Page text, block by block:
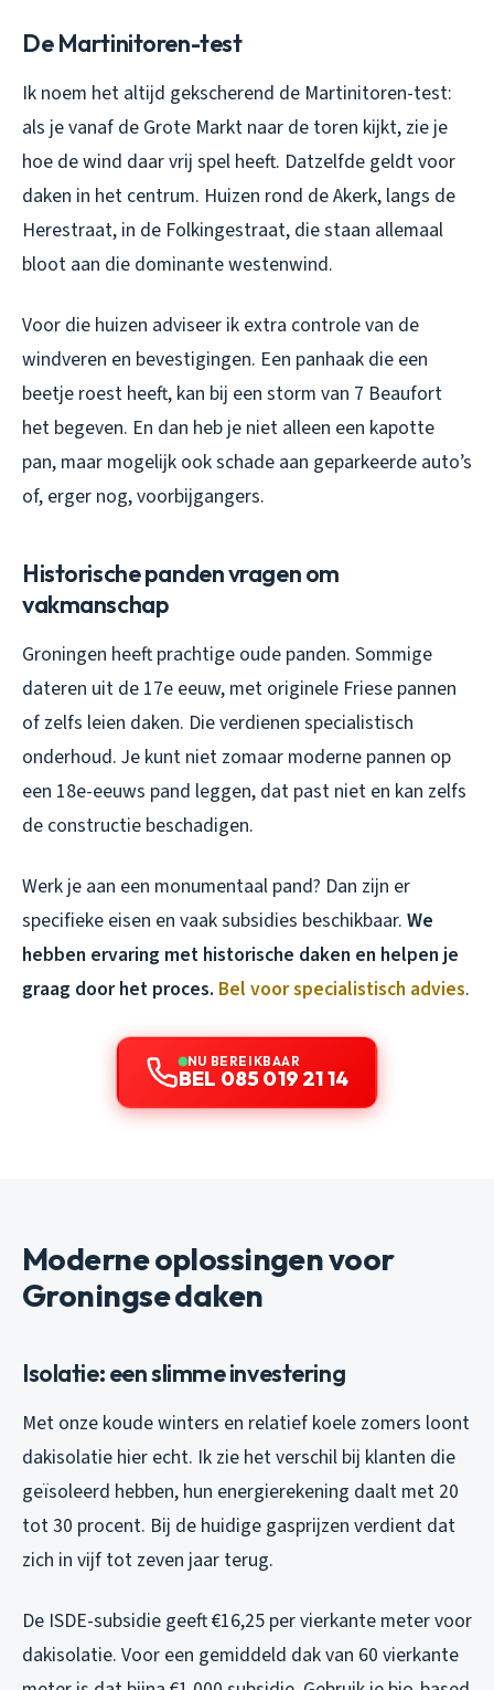
De Martinitoren-test
Ik noem het altijd gekscherend de Martinitoren-test:
als je vanaf de Grote Markt naar de toren kijkt, zie je
hoe de wind daar vrij spel heeft. Datzelfde geldt voor
daken in het centrum. Huizen rond de Akerk, langs de
Herestraat, in de Folkingestraat, die staan allemaal
bloot aan die dominante westenwind.
Voor die huizen adviseer ik extra controle van de
windveren en bevestigingen. Een panhaak die een
beetje roest heeft, kan bij een storm van 7 Beaufort
het begeven. En dan heb je niet alleen een kapotte
pan, maar mogelijk ook schade aan geparkeerde auto’s
of, erger nog, voorbijgangers.
Historische panden vragen om
vakmanschap
Groningen heeft prachtige oude panden. Sommige
dateren uit de 17e eeuw, met originele Friese pannen
of zelfs leien daken. Die verdienen specialistisch
onderhoud. Je kunt niet zomaar moderne pannen op
een 18e-eeuws pand leggen, dat past niet en kan zelfs
de constructie beschadigen.
Werk je aan een monumentaal pand? Dan zijn er
specifieke eisen en vaak subsidies beschikbaar. We
hebben ervaring met historische daken en helpen je
graag door het proces. Bel voor specialistisch advies.
NU BEREIKBAAR
BEL 085 019 21 14
Moderne oplossingen voor
Groningse daken
Isolatie: een slimme investering
Met onze koude winters en relatief koele zomers loont
dakisolatie hier echt. Ik zie het verschil bij klanten die
geïsoleerd hebben, hun energierekening daalt met 20
tot 30 procent. Bij de huidige gasprijzen verdient dat
zich in vijf tot zeven jaar terug.
De ISDE-subsidie geeft €16,25 per vierkante meter voor
dakisolatie. Voor een gemiddeld dak van 60 vierkante